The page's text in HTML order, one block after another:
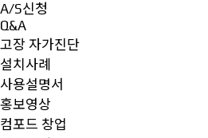
A/S신청
Q&A
고장 자가진단
설치사례
사용설명서
홍보영상
컴포드 창업